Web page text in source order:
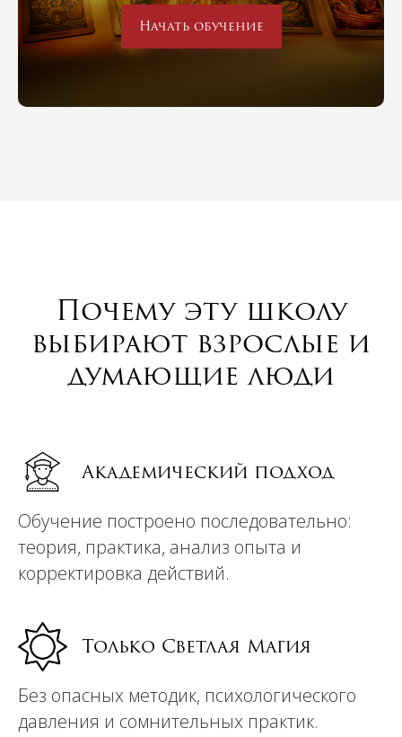
Начать обучение
Почему эту школу
выбирают взрослые и
думающие люди
Академический подход
Обучение построено последовательно:
теория, практика, анализ опыта и
корректировка действий.
Только Светлая Магия
Без опасных методик, психологического
давления и сомнительных практик.